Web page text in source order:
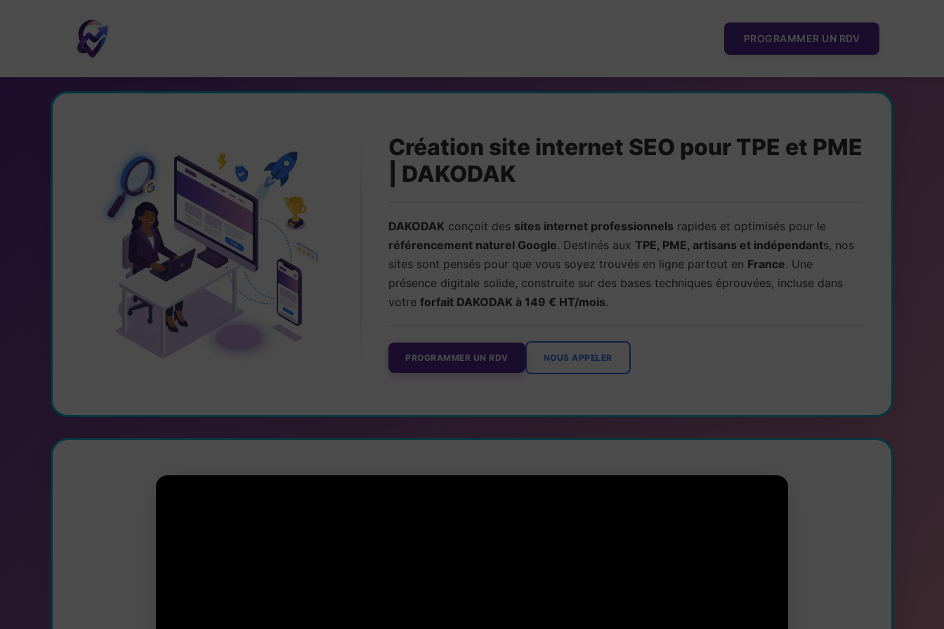
PROGRAMMER UN RDV
Création site internet SEO pour TPE et PME
| DAKODAK
DAKODAK conçoit des sites internet professionnels rapides et optimisés pour le
référencement naturel Google. Destinés aux TPE, PME, artisans et indépendants, nos
sites sont pensés pour que vous soyez trouvés en ligne partout en France. Une
présence digitale solide, construite sur des bases techniques éprouvées, incluse dans
votre forfait DAKODAK à 149 € HT/mois.
PROGRAMMER UN RDV NOUS APPELER